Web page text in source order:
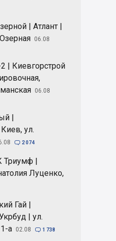
| Атлант |
06.08
| Киевгорстрой
06.08
|
ул.
 2 074
Триумф |
Луценко,
Гай |
| ул.
а 02.08  1 738